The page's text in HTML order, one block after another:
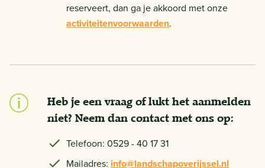
reserveert, dan ga je akkoord met onze
activiteitenvoorwaarden.
Heb je een vraag of lukt het aanmelden
niet? Neem dan contact met ons op:
Telefoon: 0529 - 40 17 31
Mailadres: info@landschapoverijssel.nl